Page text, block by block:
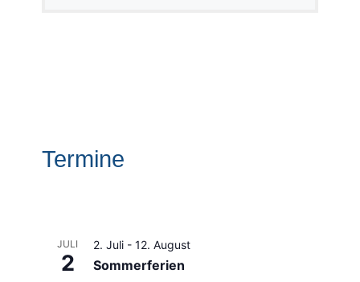
Termine
JULI
2
2. Juli - 12. August
Sommerferien